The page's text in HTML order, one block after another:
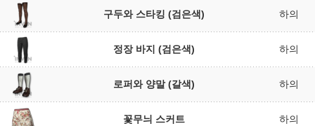
구두와 스타킹 (검은색) 하의
정장 바지 (검은색) 하의
로퍼와 양말 (갈색) 하의
꽃무늬 스커트 하의